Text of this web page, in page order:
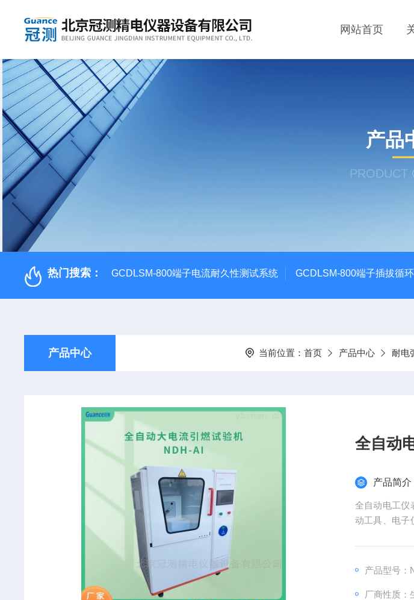
网站首页
产品
PRODUCT
热门搜索： GCDLSM-800端子电流耐久性测试系统 GCDLSM-800端子插拔循
产品中心 当前位置： 首页 产品中心 耐电
全自动
产品简介
全自动电工仪
动工具、电子
产品型号：
厂商性质：